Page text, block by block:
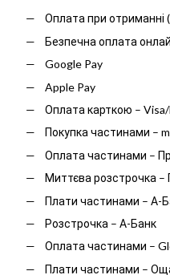
Оплата при отриманні
Безпечна оплата
Google Pay
Apple Pay
Оплата карткою –
Покупка частинами –
Оплата частинами –
Миттєва розстрочка –
Плати частинами – А-
Розстрочка – А-Банк
Оплата частинами –
Плати частинами –